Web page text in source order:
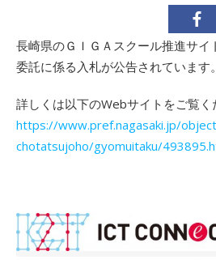
長崎県のＧＩＧＡスクール推進サイ
委託に係る入札が公告されています。
詳しくは以下のWebサイトをご覧く
https://www.pref.nagasaki.jp/
chotatsujoho/gyomuitaku/